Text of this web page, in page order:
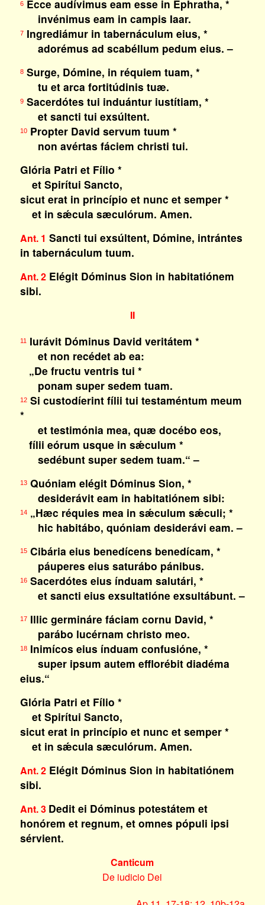
6Ecce audívimus eam esse in Ephratha, *
invénimus eam in campis Iaar.
7Ingrediámur in tabernáculum eius, *
adorémus ad scabéllum pedum eius. –
8Surge, Dómine, in réquiem tuam, *
tu et arca fortitúdinis tuæ.
9Sacerdótes tui induántur iustítiam, *
et sancti tui exsúltent.
10Propter David servum tuum *
non avértas fáciem christi tui.
Glória Patri et Fílio *
et Spirítui Sancto,
sicut erat in princípio et nunc et semper *
et in sǽcula sæculórum. Amen.
Ant. 1 Sancti tui exsúltent, Dómine, intrántes
in tabernáculum tuum.
Ant. 2Elégit Dóminus Sion in habitatiónem
sibi.
II
11Iurávit Dóminus David veritátem *
et non recédet ab ea:
„De fructu ventris tui *
ponam super sedem tuam.
12Si custodíerint fílii tui testaméntum meum
*
et testimónia mea, quæ docébo eos,
fílii eórum usque in sǽculum *
sedébunt super sedem tuam.“ –
13Quóniam elégit Dóminus Sion, *
desiderávit eam in habitatiónem sibi:
14„Hæc réquies mea in sǽculum sǽculi; *
hic habitábo, quóniam desiderávi eam. –
15Cibária eius benedícens benedícam, *
páuperes eius saturábo pánibus.
16Sacerdótes eius índuam salutári, *
et sancti eius exsultatióne exsultábunt. –
17Illic germináre fáciam cornu David, *
parábo lucérnam christo meo.
18Inimícos eius índuam confusióne, *
super ipsum autem efflorébit diadéma
eius.“
Glória Patri et Fílio *
et Spirítui Sancto,
sicut erat in princípio et nunc et semper *
et in sǽcula sæculórum. Amen.
Ant. 2Elégit Dóminus Sion in habitatiónem
sibi.
Ant. 3 Dedit ei Dóminus potestátem et
honórem et regnum, et omnes pópuli ipsi
sérvient.
Canticum
De iudicio Dei